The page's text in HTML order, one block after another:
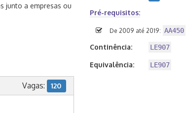
junto a empresas ou
Pré-requisitos:
De 2009 até 2019: AA450
Continência: LE907
Equivalência: LE907
Vagas: 120